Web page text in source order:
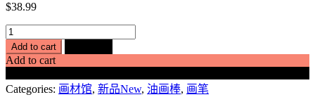
$38.99
高
级
灰
莫
Add to cart
Add to cart
Categories: 画材馆, 新品New, 油画棒, 画笔